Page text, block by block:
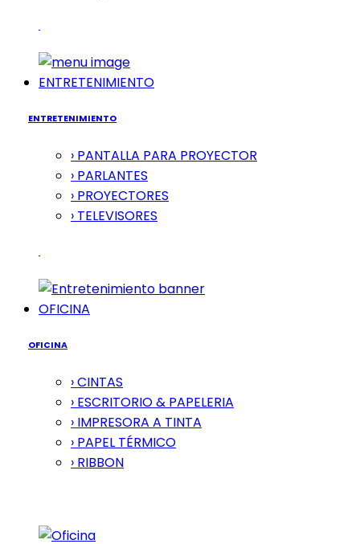
ENTRETENIMIENTO
ENTRETENIMIENTO
› PANTALLA PARA PROYECTOR
› PARLANTES
› PROYECTORES
› TELEVISORES
OFICINA
OFICINA
› CINTAS
› ESCRITORIO & PAPELERIA
› IMPRESORA A TINTA
› PAPEL TÉRMICO
› RIBBON